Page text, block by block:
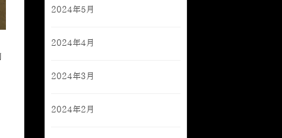
2024年5月
2024年4月
2024年3月
2024年2月